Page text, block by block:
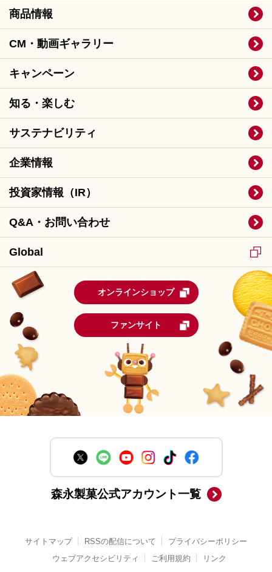
商品情報
CM・動画ギャラリー
キャンペーン
知る・楽しむ
サステナビリティ
企業情報
投資家情報（IR）
Q&A・お問い合わせ
Global
オンラインショップ
ファンサイト
森永製菓公式アカウント一覧
サイトマップ RSSの配信について
プライバシーポリシー
ウェブアクセシビリティ
ご利用規約 リンク